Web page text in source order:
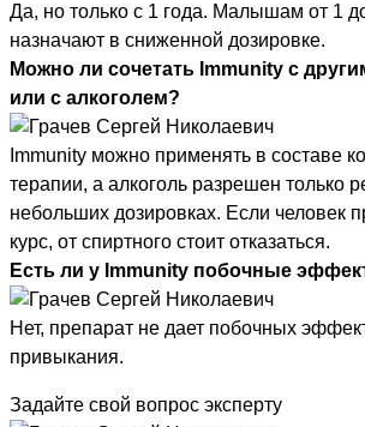
Да, но только с 1 года. Малышам от 1
назначают в сниженной дозировке.
Можно ли сочетать Immunity с
или с алкоголем?
Immunity можно применять в составе
терапии, а алкоголь разрешен только
небольших дозировках. Если человек
курс, от спиртного стоит отказаться.
Есть ли у Immunity побочные
Нет, препарат не дает побочных
привыкания.
Задайте свой вопрос эксперту